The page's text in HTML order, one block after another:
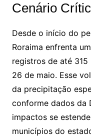
Cenário
Desde o início do
Roraima enfrenta
registros de até
26 de maio. Esse
da precipitação
conforme dados da
impactos se
municípios do